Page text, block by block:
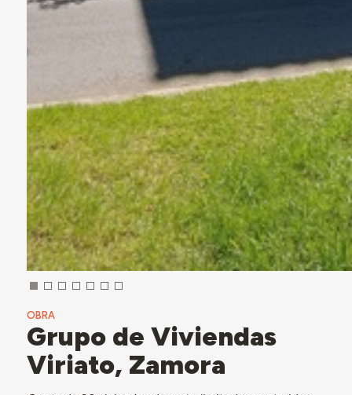
OBRA
Grupo de Viviendas
Viriato, Zamora